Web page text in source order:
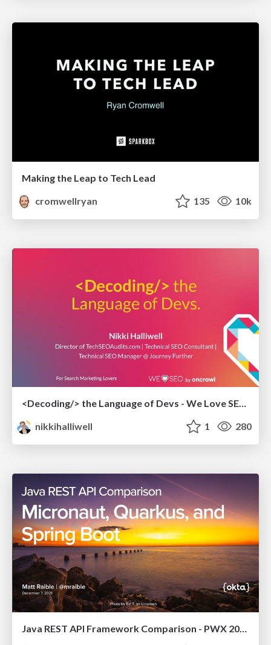
Making the Leap to Tech Lead
cromwellryan
135 10k
<Decoding/> the Language of Devs - We Love SEO 2024
nikkihalliwell
1 280
Java REST API Framework Comparison - PWX 2021